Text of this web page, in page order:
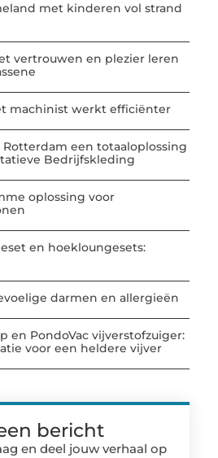
met kinderen vol strand
vertrouwen en plezier leren
machinist werkt efficiënter
een totaaloplossing
Bedrijfskleding
oplossing voor
en hoekloungesets:
darmen en allergieën
en PondoVac vijverstofzuiger:
voor een heldere vijver
bericht
en deel jouw verhaal op